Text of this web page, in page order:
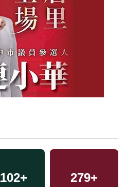
+ 279+
+ 10+